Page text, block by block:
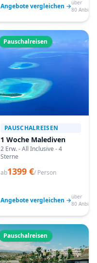
Angebote vergleichen →über
80
Pauschalreisen
PAUSCHALREISEN
1 Woche Malediven
2 Erw. - All Inclusive - 4
Sterne
ab1399 €/ Person
Angebote vergleichen →über
80
Pauschalreisen